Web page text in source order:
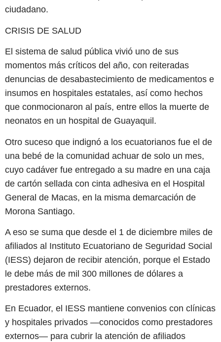
ciudadano.
CRISIS DE SALUD
El sistema de salud pública vivió uno de sus
momentos más críticos del año, con reiteradas
denuncias de desabastecimiento de medicamentos e
insumos en hospitales estatales, así como hechos
que conmocionaron al país, entre ellos la muerte de
neonatos en un hospital de Guayaquil.
Otro suceso que indignó a los ecuatorianos fue el de
una bebé de la comunidad achuar de solo un mes,
cuyo cadáver fue entregado a su madre en una caja
de cartón sellada con cinta adhesiva en el Hospital
General de Macas, en la misma demarcación de
Morona Santiago.
A eso se suma que desde el 1 de diciembre miles de
afiliados al Instituto Ecuatoriano de Seguridad Social
(IESS) dejaron de recibir atención, porque el Estado
le debe más de mil 300 millones de dólares a
prestadores externos.
En Ecuador, el IESS mantiene convenios con clínicas
y hospitales privados —conocidos como prestadores
externos— para cubrir la atención de afiliados